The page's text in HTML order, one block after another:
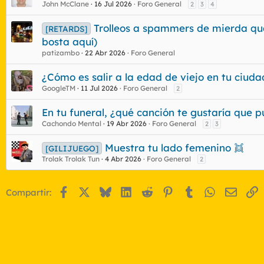
John McClane 16 Jul 2026 Foro General 2 3 4
[RETARDS]
Trolleos a spammers de mierda
bosta aquí)
patizambo 22 Abr 2026 Foro General
¿Cómo es salir a la edad de viejo en tu
GoogleTM 11 Jul 2026 Foro General 2
En tu funeral, ¿qué canción te gustaría que
Cachondo Mental 19 Abr 2026 Foro General 2 3
[GILIJUEGO] Muestra tu lado femenino 👯
Trolak Trolak Tun 4 Abr 2026 Foro General 2
Compartir: FacebookBlueskyLinkedIn
Reddit Pinterest
Tumblr WhatsApp
Email